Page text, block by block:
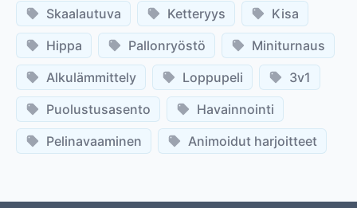
Skaalautuva
Ketteryys
Kisa
Hippa
Pallonryöstö
Miniturnaus
Alkulämmittely
Loppupeli
3v1
Puolustusasento
Havainnointi
Pelinavaaminen
Animoidut harjoitteet